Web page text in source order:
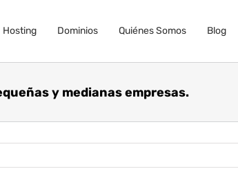
Hosting Dominios Quiénes Somos Blog
y medianas empresas.